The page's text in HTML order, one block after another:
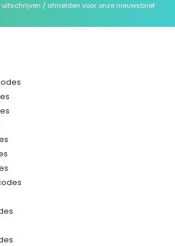
/ afmelden voor onze nieuwsbrief